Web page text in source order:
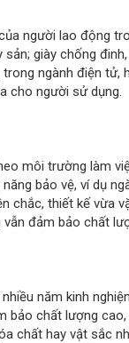
người lao động
giày chống
ngành điện tử,
cho người sử dụng.
môi trường làm
bảo vệ, ví dụ
chắc, thiết kế vừa
đảm bảo chất
năm kinh
chất lượng
chất hay vật sắc